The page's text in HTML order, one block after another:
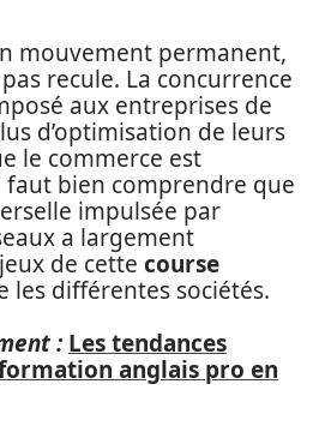
mouvement permanent,
recule. La concurrence
aux entreprises de
d’optimisation de leurs
le commerce est
faut bien comprendre que
impulsée par
a largement
de cette course
les différentes sociétés.
: Les tendances
anglais pro en